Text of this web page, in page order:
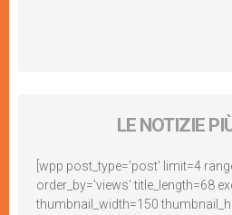
LE NOTIZIE
[wpp post_type='post' limit=4
order_by='views' title_length=68
thumbnail_width=150